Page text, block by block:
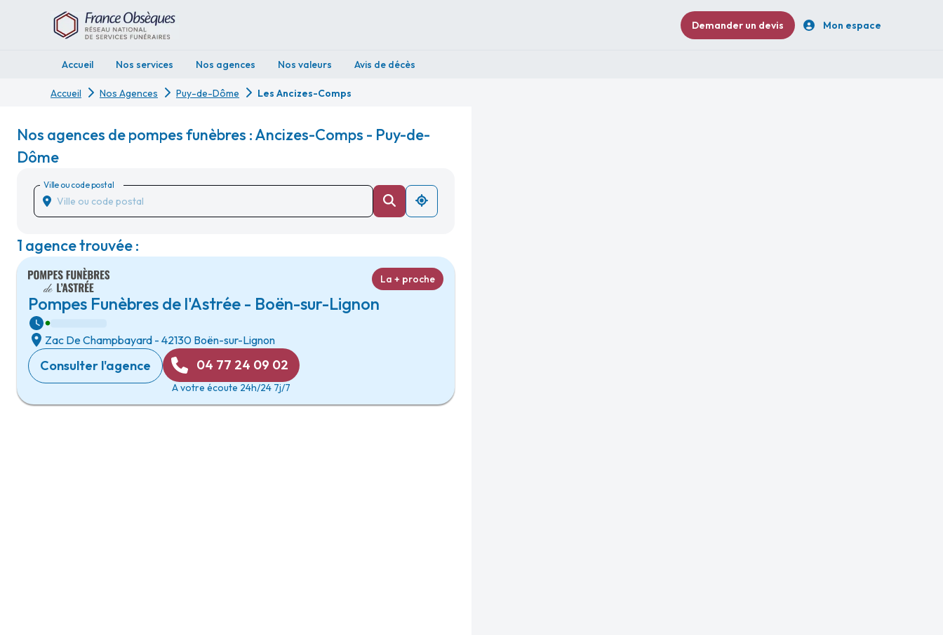
Demander un devis Mon espace
Accueil Nos services Nos agences Nos valeurs Avis de décès
Accueil Nos Agences Puy-de-Dôme Les Ancizes-Comps
Nos agences de pompes funèbres : Ancizes-Comps - Puy-de-
Dôme
Ville ou code postal
1 agence trouvée :
Pompes Funèbres de l'Astrée - Boën-sur-Lignon
La + proche
Zac De Champbayard - 42130 Boën-sur-Lignon
Consulter l'agence 04 77 24 09 02
A votre écoute 24h/24 7j/7